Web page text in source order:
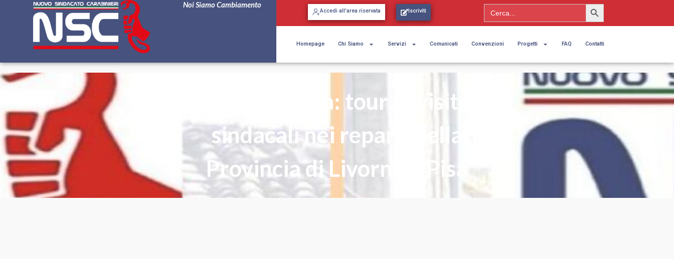
Noi Siamo Cambiamento
Accedi all'area riservata Iscriviti Search
for:
Search Button
Homepage Chi Siamo Servizi Comunicati Convenzioni Progetti FAQ Contatti
NSC Toscana: tour di visite
sindacali nei reparti della
Provincia di Livorno e Pisa